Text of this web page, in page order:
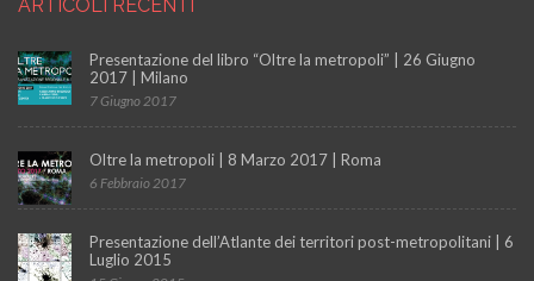
ARTICOLI RECENTI
Presentazione del libro “Oltre la metropoli” | 26 Giugno
2017 | Milano
7 Giugno 2017
"
Oltre la metropoli | 8 Marzo 2017 | Roma
6 Febbraio 2017
Presentazione dell’Atlante dei territori post-metropolitani | 6
Luglio 2015